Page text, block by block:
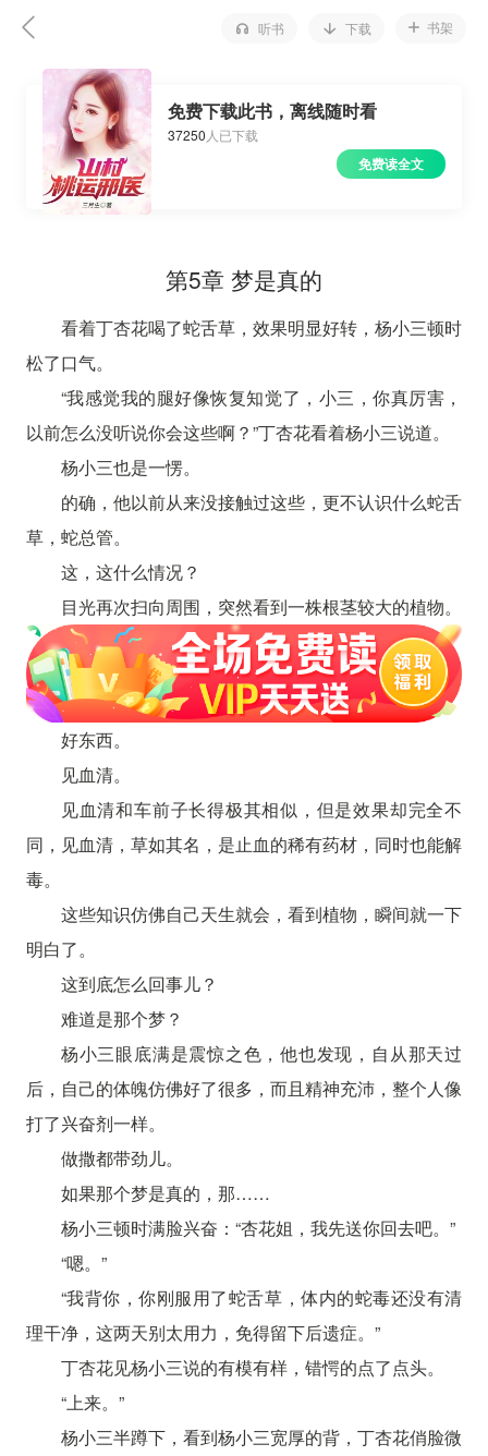
听书 下载 书架
免费下载此书，离线随时看
37250 人已下载
免费读全文
第5章 梦是真的
看着丁杏花喝了蛇舌草，效果明显好转，杨小三顿时
松了口气。
“我感觉我的腿好像恢复知觉了，小三，你真厉害，
以前怎么没听说你会这些啊？”丁杏花看着杨小三说道。
杨小三也是一愣。
的确，他以前从来没接触过这些，更不认识什么蛇舌
草，蛇总管。
这，这什么情况？
目光再次扫向周围，突然看到一株根茎较大的植物。
好东西。
见血清。
见血清和车前子长得极其相似，但是效果却完全不
同，见血清，草如其名，是止血的稀有药材，同时也能解
毒。
这些知识仿佛自己天生就会，看到植物，瞬间就一下
明白了。
这到底怎么回事儿？
难道是那个梦？
杨小三眼底满是震惊之色，他也发现，自从那天过
后，自己的体魄仿佛好了很多，而且精神充沛，整个人像
打了兴奋剂一样。
做撒都带劲儿。
如果那个梦是真的，那……
杨小三顿时满脸兴奋：“杏花姐，我先送你回去吧。”
“嗯。”
“我背你，你刚服用了蛇舌草，体内的蛇毒还没有清
理干净，这两天别太用力，免得留下后遗症。”
丁杏花见杨小三说的有模有样，错愕的点了点头。
“上来。”
杨小三半蹲下，看到杨小三宽厚的背，丁杏花俏脸微